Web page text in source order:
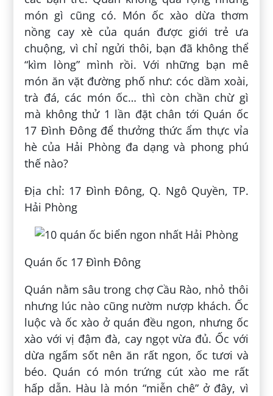
món gì cũng có. Món ốc xào dừa thơm
nồng cay xè của quán được giới trẻ ưa
chuộng, vì chỉ ngửi thôi, bạn đã không thể
“kìm lòng” mình rồi. Với những bạn mê
món ăn vặt đường phố như: cóc dầm xoài,
trà đá, các món ốc… thì còn chần chừ gì
mà không thử 1 lần đặt chân tới Quán ốc
17 Đình Đông để thưởng thức ẩm thực vỉa
hè của Hải Phòng đa dạng và phong phú
thế nào?
Địa chỉ: 17 Đình Đông, Q. Ngô Quyền, TP.
Hải Phòng
Quán ốc 17 Đình Đông
Quán nằm sâu trong chợ Cầu Rào, nhỏ thôi
nhưng lúc nào cũng nườm nượp khách. Ốc
luộc và ốc xào ở quán đều ngon, nhưng ốc
xào với vị đậm đà, cay ngọt vừa đủ. Ốc với
dừa ngấm sốt nên ăn rất ngon, ốc tươi và
béo. Quán có món trứng cút xào me rất
hấp dẫn. Hàu là món “miễn chê” ở đây, vì